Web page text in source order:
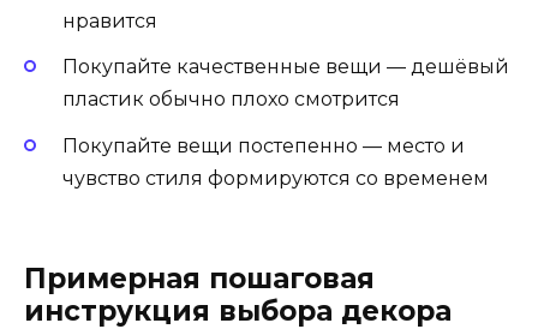
нравится
Покупайте качественные вещи — дешёвый
пластик обычно плохо смотрится
Покупайте вещи постепенно — место и
чувство стиля формируются со временем
Примерная пошаговая
инструкция выбора декора